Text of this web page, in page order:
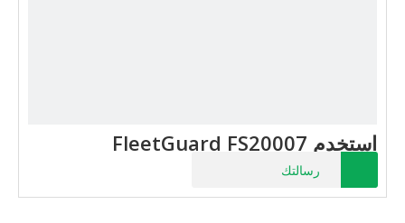
استخدم FleetGuard FS20007
رسالتك